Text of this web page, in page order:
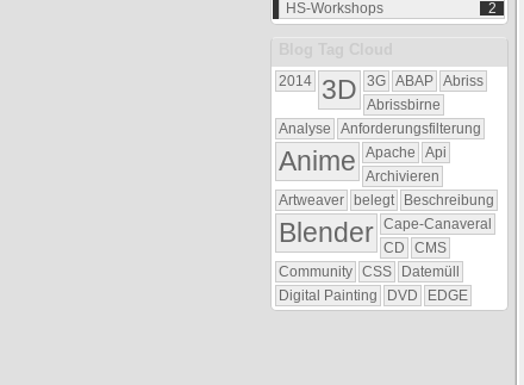
HS-Workshops
2
2014 3D 3G ABAP
Abriss
Abrissbirne
Analyse
Anforderungsfilterung
Anime Apache
Api
Archivieren
Artweaver
belegt Beschreibung
Blender
Cape-Canaveral
CD
CMS
Community
CSS
Datemüll
Digital Painting
DVD EDGE